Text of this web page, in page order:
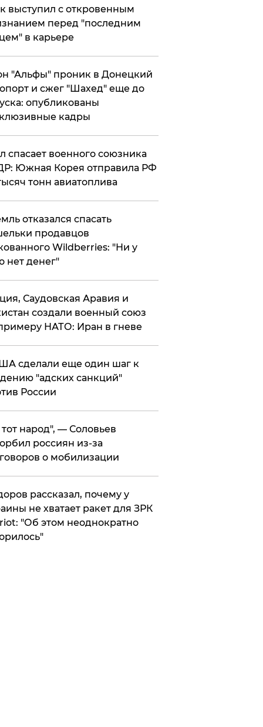
выступил с откровенным
перед "последним
в карьере
"Альфы" проник в Донецкий
и сжег "Шахед" еще до
опубликованы
кадры
спасает военного союзника
Южная Корея отправила РФ
тонн авиатоплива
отказался спасать
продавцов
Wildberries: "Ни у
нет денег"
Саудовская Аравия и
создали военный союз
НАТО: Иран в гневе
сделали еще один шаг к
"адских санкций"
России
народ", — Соловьев
россиян из-за
о мобилизации
рассказал, почему у
не хватает ракет для ЗРК
"Об этом неоднократно